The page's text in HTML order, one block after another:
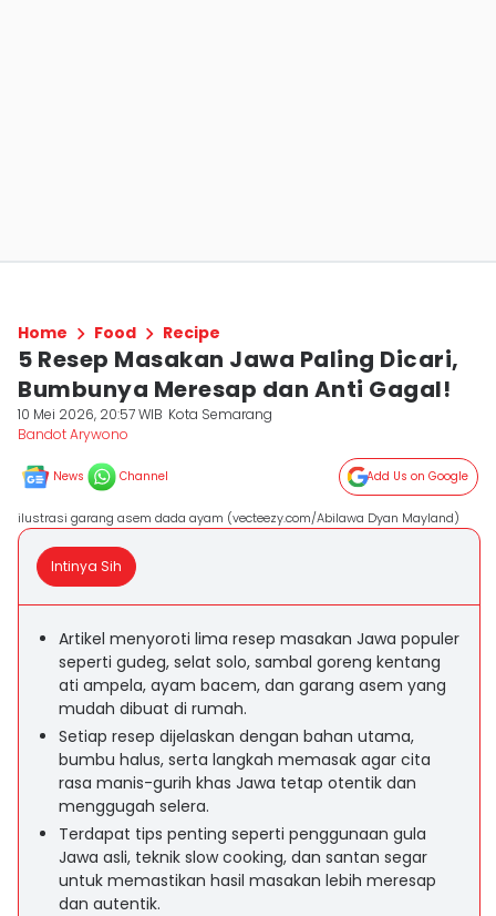
Home Food Recipe
5 Resep Masakan Jawa Paling Dicari,
Bumbunya Meresap dan Anti Gagal!
10 Mei 2026, 20:57 WIB Kota Semarang
Bandot Arywono
News Channel Add Us on Google
ilustrasi garang asem dada ayam (vecteezy.com/Abilawa Dyan Mayland)
Intinya Sih
Artikel menyoroti lima resep masakan Jawa populer
seperti gudeg, selat solo, sambal goreng kentang
ati ampela, ayam bacem, dan garang asem yang
mudah dibuat di rumah.
Setiap resep dijelaskan dengan bahan utama,
bumbu halus, serta langkah memasak agar cita
rasa manis-gurih khas Jawa tetap otentik dan
menggugah selera.
Terdapat tips penting seperti penggunaan gula
Jawa asli, teknik slow cooking, dan santan segar
untuk memastikan hasil masakan lebih meresap
dan autentik.